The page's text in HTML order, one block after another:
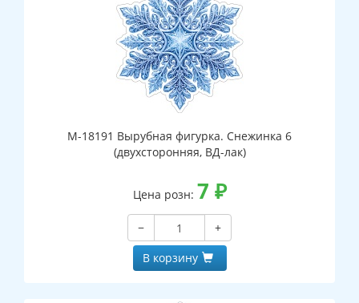
М-18191 Вырубная фигурка. Снежинка 6
(двухсторонняя, ВД-лак)
Цена розн: 7 ₽
−
+
В корзину